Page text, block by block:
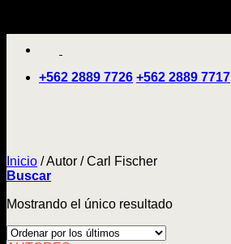
+562 2889 7726 +562 2889 7717
Inicio /Autor /Carl Fischer
Buscar
Mostrando el único resultado